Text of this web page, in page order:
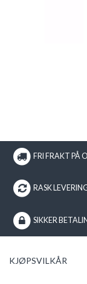
FRI FRAKT PÅ
RASK
SIKKER
KJØPSVILKÅR